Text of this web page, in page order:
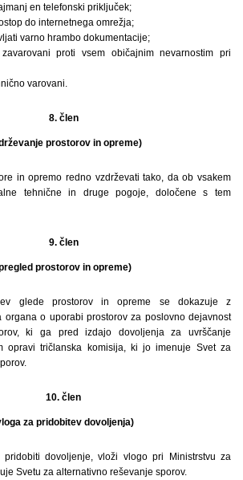
en telefonski priključek;
do internetnega omrežja;
varno hrambo dokumentacije;
proti vsem običajnim nevarnostim pri
varovani.
8. člen
prostorov in opreme)
in opremo redno vzdrževati tako, da ob vsakem
tehnične in druge pogoje, določene s tem
9. člen
prostorov in opreme)
glede prostorov in opreme se dokazuje z
organa o uporabi prostorov za poslovno dejavnost
ki ga pred izdajo dovoljenja za uvrščanje
opravi tričlanska komisija, ki jo imenuje Svet za
10. člen
za pridobitev dovoljenja)
dovoljenje, vloži vlogo pri Ministrstvu za
Svetu za alternativno reševanje sporov.